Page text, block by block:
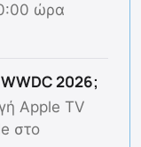
ώρα
2026;
Apple TV
στο